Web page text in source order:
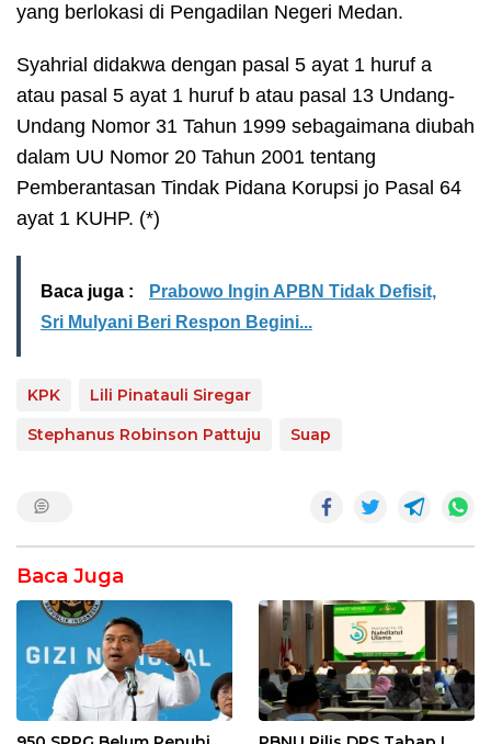
yang berlokasi di Pengadilan Negeri Medan.
Syahrial didakwa dengan pasal 5 ayat 1 huruf a
atau pasal 5 ayat 1 huruf b atau pasal 13 Undang-
Undang Nomor 31 Tahun 1999 sebagaimana diubah
dalam UU Nomor 20 Tahun 2001 tentang
Pemberantasan Tindak Pidana Korupsi jo Pasal 64
ayat 1 KUHP. (*)
Baca juga :
Prabowo Ingin APBN Tidak Defisit,
Sri Mulyani Beri Respon Begini...
KPK
Lili Pinatauli Siregar
Stephanus Robinson Pattuju
Suap
Baca Juga